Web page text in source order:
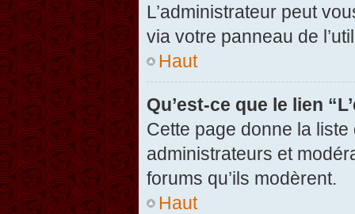
L’administrateur peut
via votre panneau de
Haut
Qu’est-ce que le lien
Cette page donne la
administrateurs et
forums qu’ils modèrent.
Haut